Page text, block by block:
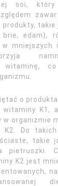
soi,
produkty,
edam),
mniejszych
witaminę,
o
witaminy K1,
w organizmie
K2. Do
takie
pietruszki.
K2 jest